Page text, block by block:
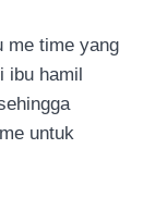
me time yang
hamil
untuk